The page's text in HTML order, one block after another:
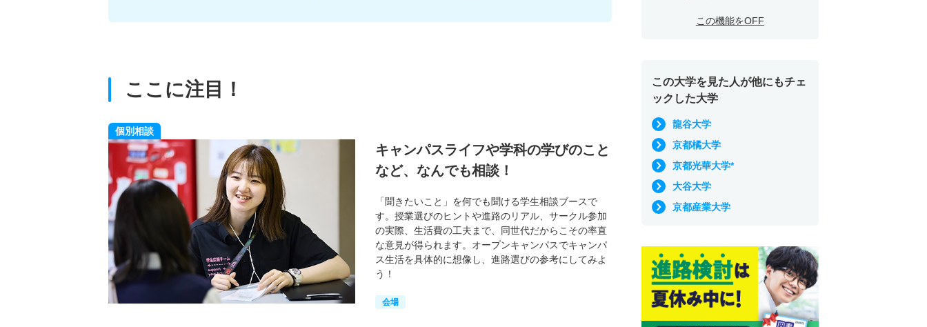
ここに注目！
個別相談
キャンパスライフや学科の学びのこと
など、なんでも相談！
「聞きたいこと」を何でも聞ける学生相談ブースで
す。授業選びのヒントや進路のリアル、サークル参加
の実際、生活費の工夫まで、同世代だからこその率直
な意見が得られます。オープンキャンパスでキャンパ
ス生活を具体的に想像し、進路選びの参考にしてみよ
う！
会場
キャンパスツアー
この機能をOFF
この大学を見た人が他にもチェ
ックした大学
龍谷大学
京都橘大学
京都光華大学*
大谷大学
京都産業大学